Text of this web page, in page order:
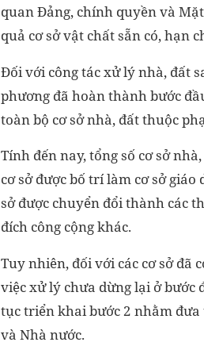
quan Đảng, chính quyền và
quả cơ sở vật chất sẵn có, hạn
Đối với công tác xử lý nhà, đất
phương đã hoàn thành bước
toàn bộ cơ sở nhà, đất thuộc
Tính đến nay, tổng số cơ sở
cơ sở được bố trí làm cơ sở
sở được chuyển đổi thành các
đích công cộng khác.
Tuy nhiên, đối với các cơ sở
việc xử lý chưa dừng lại ở bước
tục triển khai bước 2 nhằm
và Nhà nước.